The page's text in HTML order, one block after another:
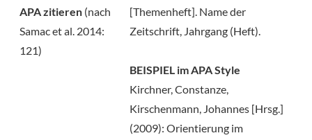
APA zitieren (nach
Samac et al. 2014:
121)
[Themenheft]. Name der
Zeitschrift, Jahrgang (Heft).
BEISPIEL im APA Style
Kirchner, Constanze,
Kirschenmann, Johannes [Hrsg.]
(2009): Orientierung im